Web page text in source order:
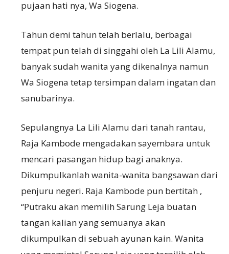
pujaan hati nya, Wa Siogena.
Tahun demi tahun telah berlalu, berbagai
tempat pun telah di singgahi oleh La Lili Alamu,
banyak sudah wanita yang dikenalnya namun
Wa Siogena tetap tersimpan dalam ingatan dan
sanubarinya.
Sepulangnya La Lili Alamu dari tanah rantau,
Raja Kambode mengadakan sayembara untuk
mencari pasangan hidup bagi anaknya.
Dikumpulkanlah wanita-wanita bangsawan dari
penjuru negeri. Raja Kambode pun bertitah ,
“Putraku akan memilih Sarung Leja buatan
tangan kalian yang semuanya akan
dikumpulkan di sebuah ayunan kain. Wanita